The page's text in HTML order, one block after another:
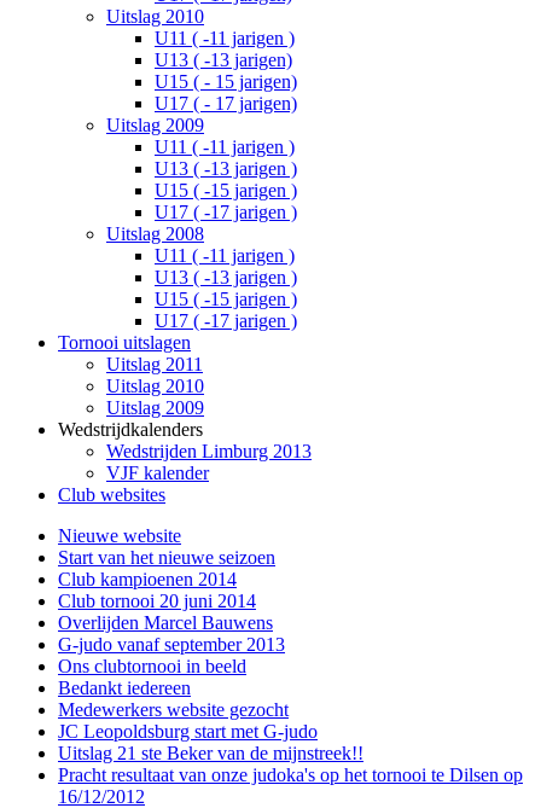
Uitslag 2010
U11 ( -11 jarigen )
U13 ( -13 jarigen)
U15 ( - 15 jarigen)
U17 ( - 17 jarigen)
Uitslag 2009
U11 ( -11 jarigen )
U13 ( -13 jarigen )
U15 ( -15 jarigen )
U17 ( -17 jarigen )
Uitslag 2008
U11 ( -11 jarigen )
U13 ( -13 jarigen )
U15 ( -15 jarigen )
U17 ( -17 jarigen )
Tornooi uitslagen
Uitslag 2011
Uitslag 2010
Uitslag 2009
Wedstrijdkalenders
Wedstrijden Limburg 2013
VJF kalender
Club websites
Nieuwe website
Start van het nieuwe seizoen
Club kampioenen 2014
Club tornooi 20 juni 2014
Overlijden Marcel Bauwens
G-judo vanaf september 2013
Ons clubtornooi in beeld
Bedankt iedereen
Medewerkers website gezocht
JC Leopoldsburg start met G-judo
Uitslag 21 ste Beker van de mijnstreek!!
Pracht resultaat van onze judoka's op het tornooi te Dilsen op
16/12/2012